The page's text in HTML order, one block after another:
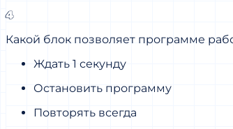
4
Какой блок позволяет программе
Ждать 1 секунду
Остановить программу
Повторять всегда